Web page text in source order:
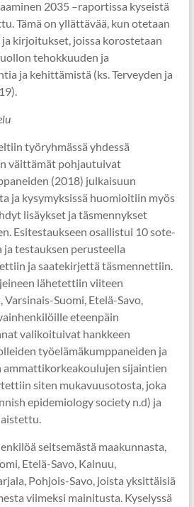
2035 –raportissa kyseistä
Tämä on yllättävää, kun otetaan
kirjoitukset, joissa korostetaan
tehokkuuden ja
ja kehittämistä (ks. Terveyden ja
työryhmässä yhdessä
väittämät pohjautuivat
(2018) julkaisuun
ja kysymyksissä huomioitiin myös
lisäykset ja täsmennykset
Esitestaukseen osallistui 10 sote-
testauksen perusteella
ja saatekirjettä täsmennettiin.
lähetettiin viiteen
Suomi, Etelä-Savo,
eteenpäin
valikoituivat hankkeen
työelämäkumppaneiden ja
sijaintien
siten mukavuusotosta, joka
epidemiology society n.d) ja
seitsemästä maakunnasta,
Etelä-Savo, Kainuu,
Pohjois-Savo, joista yksittäisiä
viimeksi mainitusta. Kyselyssä